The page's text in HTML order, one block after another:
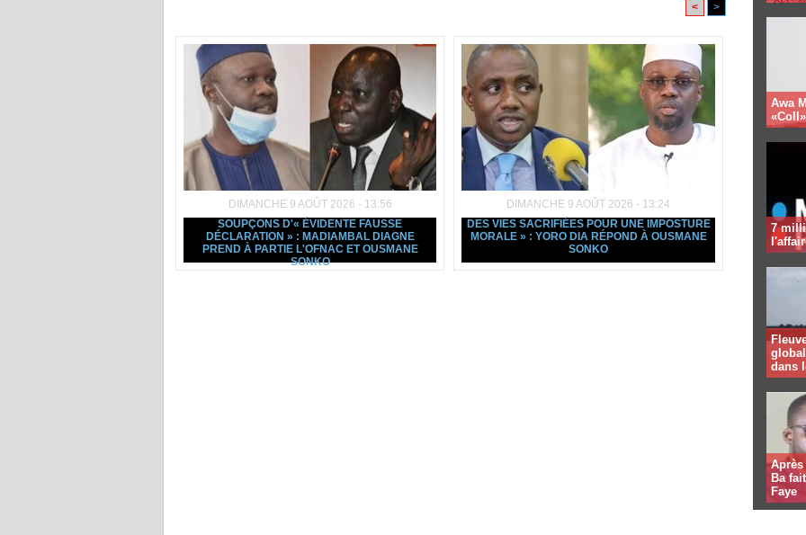
< >
DIMANCHE 9 AOÛT 2026 - 13:56
SOUPÇONS D'« ÉVIDENTE FAUSSE
DÉCLARATION » : MADIAMBAL DIAGNE
PREND À PARTIE L'OFNAC ET OUSMANE
SONKO
DIMANCHE 9 AOÛT 2026 - 13:24
DES VIES SACRIFIÉES POUR UNE IMPOSTURE
MORALE » : YORO DIA RÉPOND À OUSMANE
SONKO
Awa
7
dans
Ba
Faye